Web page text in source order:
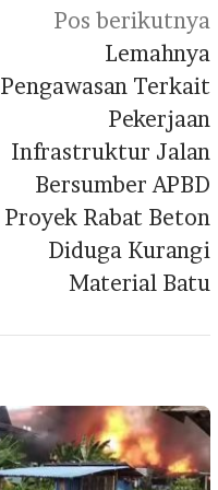
Pos berikutnya
Lemahnya
Pengawasan Terkait
Pekerjaan
Infrastruktur Jalan
Bersumber APBD
Proyek Rabat Beton
Diduga Kurangi
Material Batu